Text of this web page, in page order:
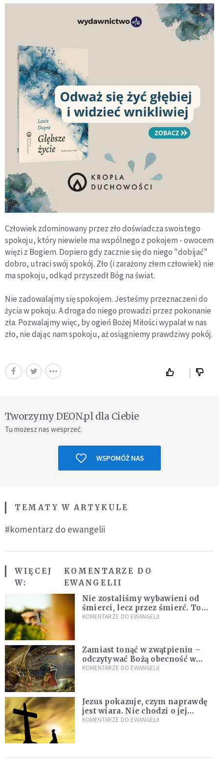
Człowiek zdominowany przez zło doświadcza swoistego
spokoju, który niewiele ma wspólnego z pokojem - owocem
więzi z Bogiem. Dopiero gdy zacznie się do niego "dobijać"
dobro, utraci swój spokój. Zło (i zarażony złem człowiek) nie
ma spokoju, odkąd przyszedł Bóg na świat.
Nie zadowalajmy się spokojem. Jesteśmy przeznaczeni do
życia w pokoju. A droga do niego prowadzi przez pokonanie
zła. Pozwalajmy więc, by ogień Bożej Miłości wypalał w nas
zło, nie dając nam spokoju, aż osiągniemy prawdziwy pokój.
Tworzymy DEON.pl dla Ciebie
Tu możesz nas wesprzeć.
WSPOMÓŻ NAS
TEMATY W ARTYKULE
#komentarz do ewangelii
WIĘCEJ
W:
KOMENTARZE DO
EWANGELII
Nie zostaliśmy wybawieni od
śmierci, lecz przez śmierć. To
jedna z największych tajemnic
KOMENTARZE DO EWANGELII
Zamiast tonąć w zwątpieniu –
odczytywać Bożą obecność w
burzach codziennego życia
KOMENTARZE DO EWANGELII
Jezus pokazuje, czym naprawdę
jest wiara. Nie chodzi o jej
wielkość
KOMENTARZE DO EWANGELII